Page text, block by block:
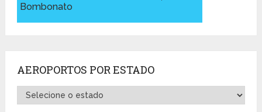
Bombonato
AEROPORTOS POR ESTADO
Aeroportos
por